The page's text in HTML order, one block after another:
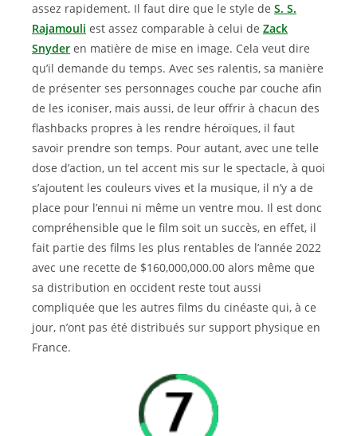
assez rapidement. Il faut dire que le style de S. S.
Rajamouli est assez comparable à celui de Zack
Snyder en matière de mise en image. Cela veut dire
qu’il demande du temps. Avec ses ralentis, sa manière
de présenter ses personnages couche par couche afin
de les iconiser, mais aussi, de leur offrir à chacun des
flashbacks propres à les rendre héroïques, il faut
savoir prendre son temps. Pour autant, avec une telle
dose d’action, un tel accent mis sur le spectacle, à quoi
s’ajoutent les couleurs vives et la musique, il n’y a de
place pour l’ennui ni même un ventre mou. Il est donc
compréhensible que le film soit un succès, en effet, il
fait partie des films les plus rentables de l’année 2022
avec une recette de $160,000,000.00 alors même que
sa distribution en occident reste tout aussi
compliquée que les autres films du cinéaste qui, à ce
jour, n’ont pas été distribués sur support physique en
France.